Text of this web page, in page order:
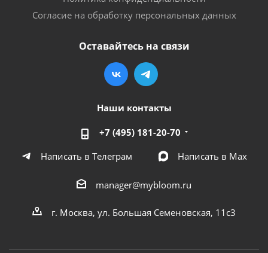
Согласие на обработку персональных данных
Оставайтесь на связи
Наши контакты
+7 (495) 181-20-70
Написать в Телеграм
Написать в Мах
manager@mybloom.ru
г. Москва, ул. Большая Семеновская, 11с3